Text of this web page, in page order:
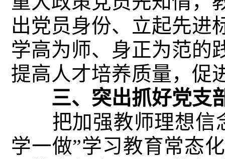
出党员身份、立起先进
学高为师、身正为范的
提高人才培养质量，促
三、突出抓好党支
把加强教师理想信念
学一做”学习教育常态